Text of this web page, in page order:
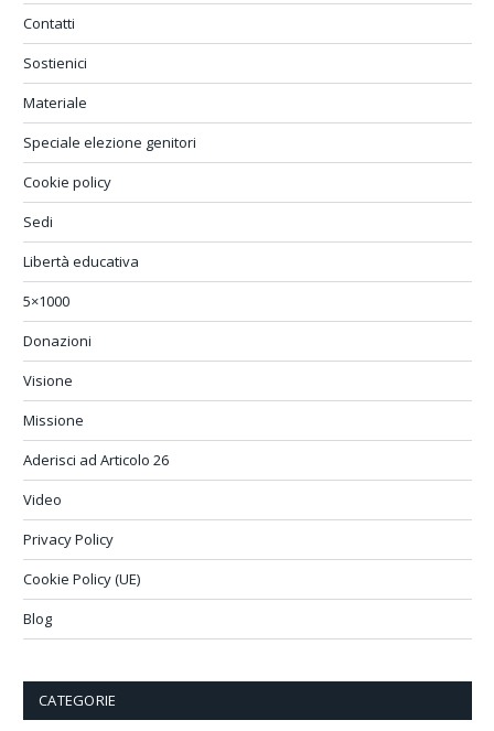
Contatti
Sostienici
Materiale
Speciale elezione genitori
Cookie policy
Sedi
Libertà educativa
5×1000
Donazioni
Visione
Missione
Aderisci ad Articolo 26
Video
Privacy Policy
Cookie Policy (UE)
Blog
CATEGORIE